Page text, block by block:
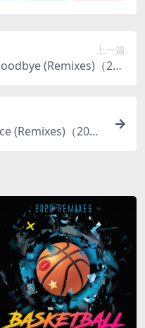
上一篇
(Remixes)（201
(Remixes)（201